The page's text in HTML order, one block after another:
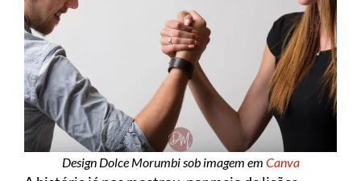
Design Dolce Morumbi sob imagem em Canva